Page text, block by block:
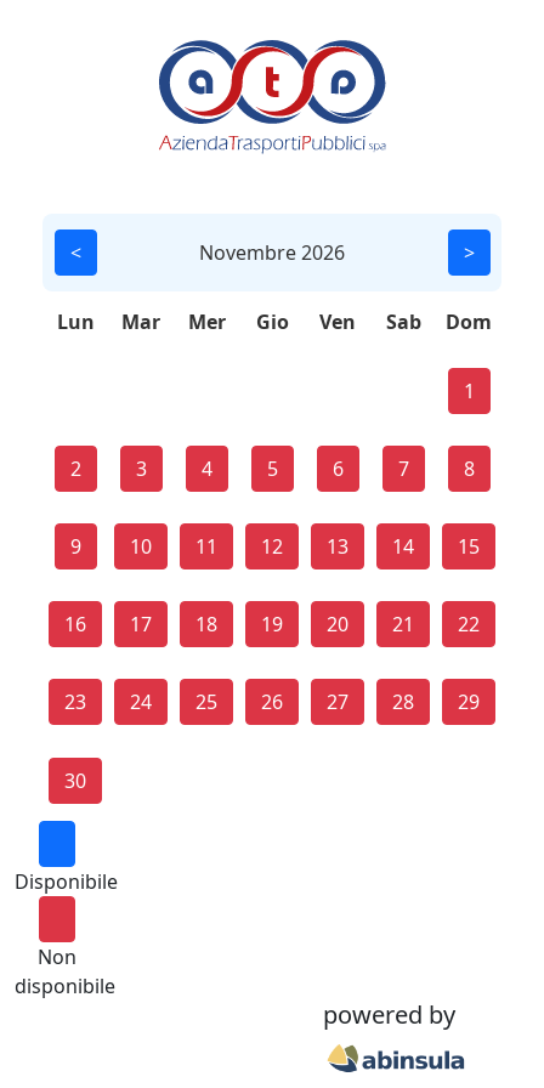
< Novembre 2026 >
Lun Mar Mer Gio Ven Sab Dom
1
2 3 4 5 6 7 8
9 10 11 12 13 14 15
16 17 18 19 20 21 22
23 24 25 26 27 28 29
30
Disponibile
Non
disponibile
powered by